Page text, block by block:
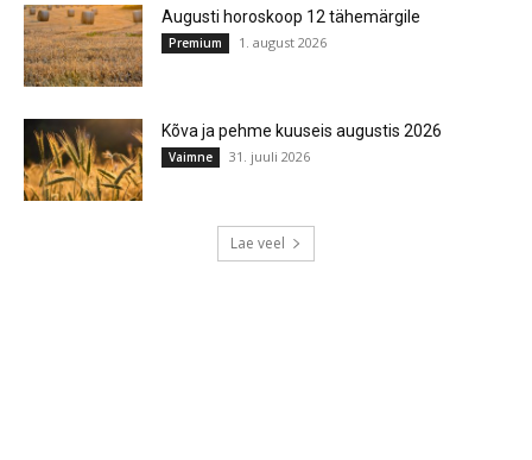
Augusti horoskoop 12 tähemärgile
Premium 1. august 2026
Kõva ja pehme kuuseis augustis 2026
Vaimne 31. juuli 2026
Lae veel